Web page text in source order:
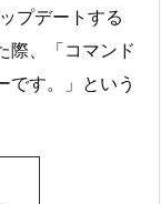
プデートする
際、「コマンド
です。」という